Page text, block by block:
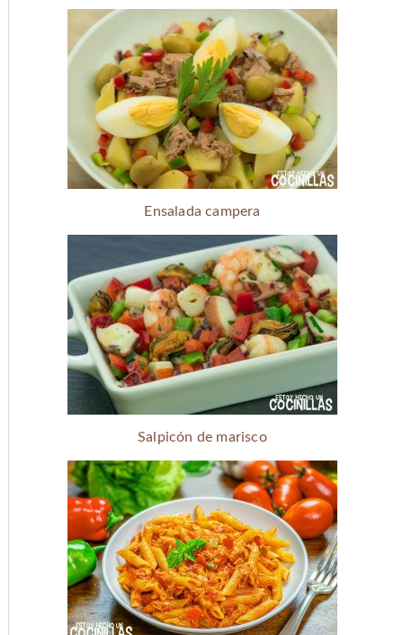
Ensalada campera
Salpicón de marisco